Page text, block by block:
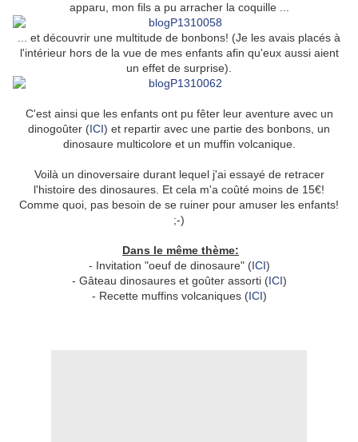
apparu, mon fils a pu arracher la coquille ...
... et découvrir une multitude de bonbons! (Je les avais placés à
l'intérieur hors de la vue de mes enfants afin qu'eux aussi aient
un effet de surprise).
C'est ainsi que les enfants ont pu fêter leur aventure avec un
dinogoûter (ICI) et repartir avec une partie des bonbons, un
dinosaure multicolore et un muffin volcanique.
Voilà un dinoversaire durant lequel j'ai essayé de retracer
l'histoire des dinosaures. Et cela m'a coûté moins de 15€!
Comme quoi, pas besoin de se ruiner pour amuser les enfants!
;-)
Dans le même thème:
- Invitation "oeuf de dinosaure" (ICI)
- Gâteau dinosaures et goûter assorti (ICI)
- Recette muffins volcaniques (ICI)